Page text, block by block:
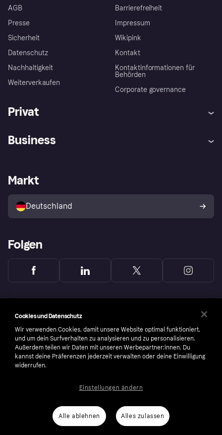
AGB
Presse
Sicherheit
Datenschutz
Nachhaltigkeit
Weiterverkaufen
Barrierefreiheit
Impressum
Wikipink
Kontakt
Kontaktinformationen für
Behörden
Corporate governance
Privat
Klarna App
Shops entdecken
Käuferschutzrichtlinie
Dein Widerrufsrecht
Business
Händlerportal
Markt
Deutschland
Folgen
number: 556737-0431
Nutzungsbedingungen CookiesKlarna.com
Cookies und Datenschutz
Wir verwenden Cookies, damit unsere Website optimal funktioniert,
und um dein Surfverhalten zu analysieren und zu personalisieren.
Außerdem teilen wir Daten mit unseren Werbepartner:innen. Du
kannst deine Präferenzen jederzeit verwalten oder deine Einwilligung
widerrufen.
Alle ablehnen Alles zulassen
Einstellungen ändern